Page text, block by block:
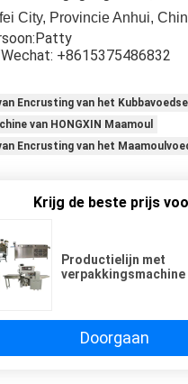
City, Provincie Anhui,
+8615375486832
Encrusting van het Kubbavoedsel
van HONGXIN Maamoul
Encrusting van het
Krijg de beste prijs
Productielijn met
verpakkingsmachine
Doorgaan